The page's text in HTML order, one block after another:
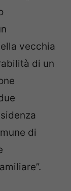
vecchia
di un
di